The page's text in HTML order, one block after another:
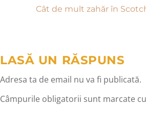
articoleCât de mult zahăr în
LASĂ UN RĂSPUNS
Adresa ta de email nu va fi publicată.
Câmpurile obligatorii sunt marcate cu